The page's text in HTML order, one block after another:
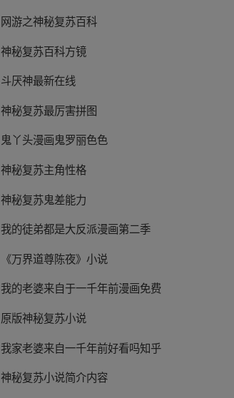
网游之神秘复苏百科
神秘复苏百科方镜
斗厌神最新在线
神秘复苏最厉害拼图
鬼丫头漫画鬼罗丽色色
神秘复苏主角性格
神秘复苏鬼差能力
我的徒弟都是大反派漫画第二季
《万界道尊陈夜》小说
我的老婆来自于一千年前漫画免费
原版神秘复苏小说
我家老婆来自一千年前好看吗知乎
神秘复苏小说简介内容